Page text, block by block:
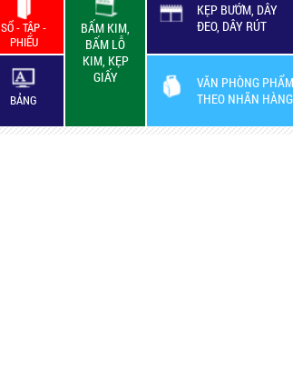
SỔ - TẬP -
PHIẾU
BẤM KIM,
BẤM LỖ
KIM, KẸP
GIẤY
KẸP BƯỚM, DÂY
ĐEO, DÂY RÚT
VĂN PHÒNG PHẨM
THEO NHÃN HÀNG
BẢNG